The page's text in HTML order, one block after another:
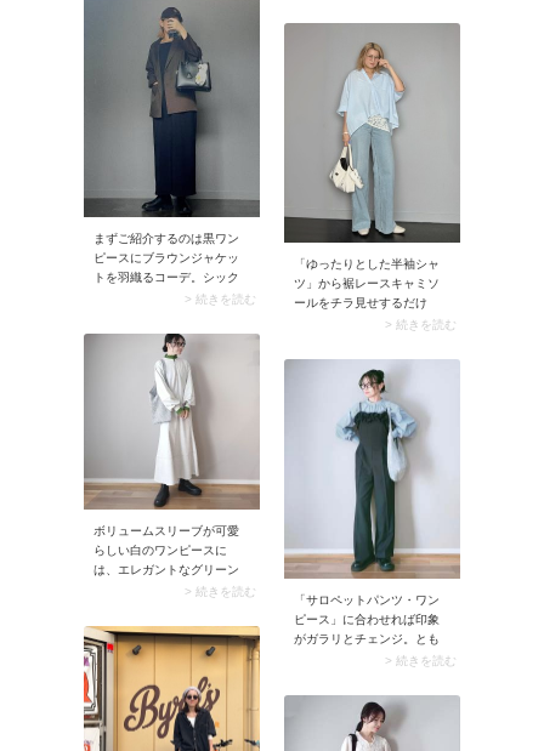
よ。合わせるだけでおしゃ
れな大人カジュアルに。
まずご紹介するのは黒ワン
ピースにブラウンジャケッ
トを羽織るコーデ。シック
な配色でモード感を演出し
キャップを加えることでブ
ラウンカラーの存在感をよ
り際立てています。カジュ
アルな抜けがある、こなれ
たスタイリングです。
> 続きを読む
「ゆったりとした半袖シャ
ツ」から裾レースキャミソ
ールをチラ見せするだけ
で、シャツコーデの鮮度が
ャツに変化が生まれ、こな
れたルックスに決まります
> 続きを読む
ボリュームスリーブが可愛
らしい白のワンピースに
は、エレガントなグリーン
のハイネックカットソーを
ーデも、少し色が足される
だけでグッとこなれた印象
に仕上がります。
> 続きを読む
「サロペットパンツ・ワン
ピース」に合わせれば印象
がガラリとチェンジ。とも
すればほっこり見えやすい
生まれ、スタイリッシュな
雰囲気に。即お出かけモー
ドに決まりますよ。
> 続きを読む